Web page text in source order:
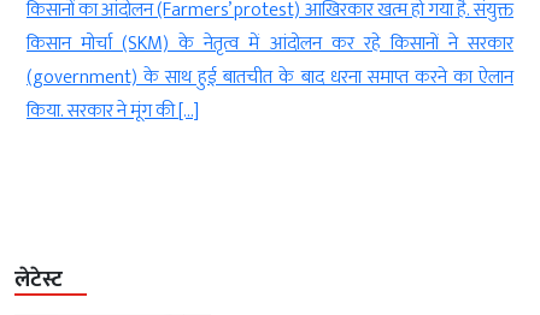
किसानों का आंदोलन (Farmers’ protest) आखिरकार खत्म हो गया है. संयुक्त
किसान मोर्चा (SKM) के नेतृत्व में आंदोलन कर रहे किसानों ने सरकार
(government) के साथ हुई बातचीत के बाद धरना समाप्त करने का ऐलान
किया. सरकार ने मूंग की […]
लेटेस्ट